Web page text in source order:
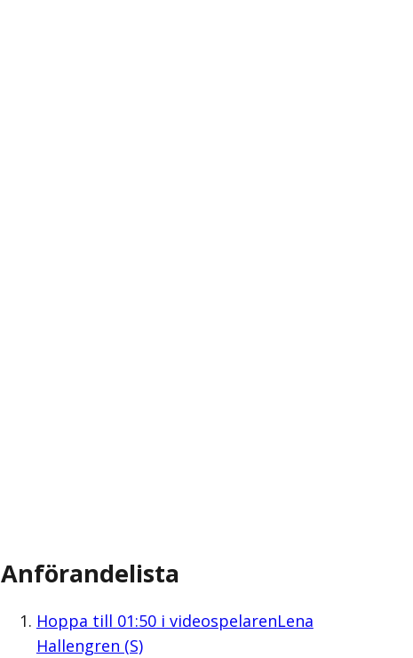
Anförandelista
Hoppa till 01:50i videospelarenLena
Hallengren (S)